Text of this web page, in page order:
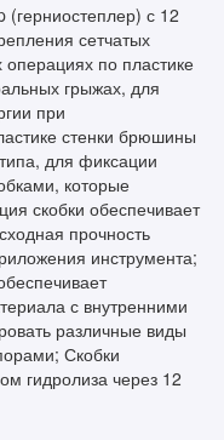
с 12
сетчатых
операциях по пластике
грыжах, для
при
стенки брюшины
для фиксации
которые
скобки обеспечивает
прочность
инструмента;
с внутренними
различные виды
Скобки
гидролиза через 12